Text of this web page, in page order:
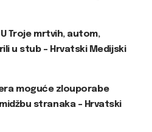
Troje mrtvih, autom,
u stub – Hrvatski Medijski
moguće zlouporabe
stranaka – Hrvatski